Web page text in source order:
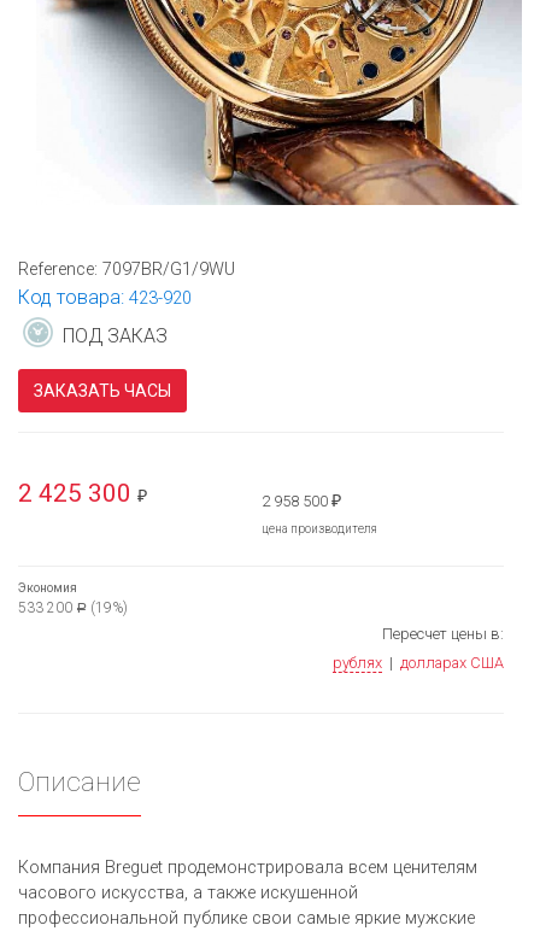
Reference: 7097BR/G1/9WU
Код товара: 423-920
ПОД ЗАКАЗ
ЗАКАЗАТЬ ЧАСЫ
2 425 300 ₽ 2 958 500 ₽
цена производителя
Экономия
533 200 Р (19%)
Пересчет цены в:
рублях | долларах США
Описание
Компания Breguet продемонстрировала всем ценителям
часового искусства, а также искушенной
профессиональной публике свои самые яркие мужские